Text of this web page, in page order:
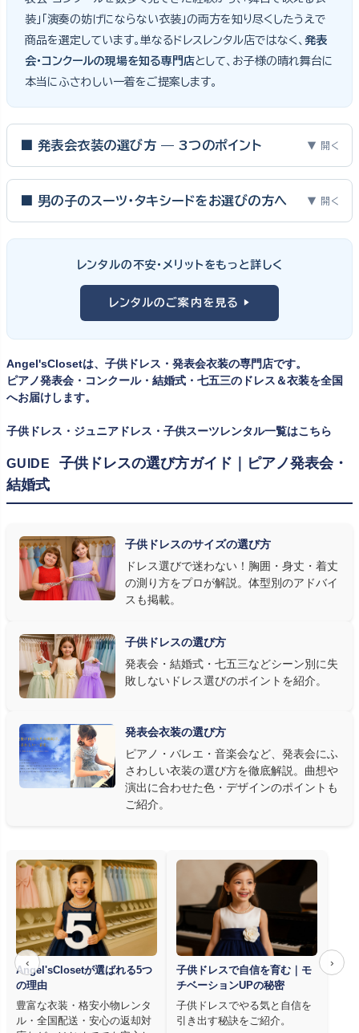
装」「演奏の妨げにならない衣装」の両方を知り尽くしたうえで
商品を選定しています。単なるドレスレンタル店ではなく、 発表
会・コンクールの現場を知る専門店として、お子様の晴れ舞台に
本当にふさわしい一着をご提案します。
■ 発表会衣装の選び方 — 3つのポイント ▼ 開く
ピアノ発表会・バイオリン発表会・コンクールの舞台は、お子様にと
って特別な一日。元ピアノ教師としての経験から、衣装選びで大切
① サイズは"ジャストフィット"を選ぶ
舞台上で最も美しく見えるのは、お子様の体にきちんと合ったサ
イズのドレス・スーツです。「大きめを買って長く着せたい」という
何よりお子様を輝かせます。レンタルなら、その時のジャストサイ
ズを遠慮なく選べるのが最大のメリット。胸囲・身丈の正しい測り
② 舞台で映える色・楽器に合うデザインを選ぶ
発表会の舞台は照明が強く、客席からは意外と色味が飛んで見え
ます。ネイビー・ブラック・深みのあるジュエルカラーはホールの照
す。またピアノ演奏なら落ち着いたシックなトーン、バイオリンやソ
ロ演奏なら華やかで視線を集めるデザイン、合唱やアンサンブル
なら衣装同士が調和するクラシカルな色合い、と演目に合わせた
③ 演奏の動きを妨げない設計か確認する
発表会ドレス選びで見落とされがちなのが"動きやすさ"です。ピ
アノならペダル操作を妨げない丈感、バイオリンなら弓を動かす
右腕のゆとり、管楽器なら胸元の締め付けがないこと——演奏の
質は衣装で変わります。Angel's Closetのレンタル衣装は、元ピ
アノ教師の店長が発表会・コンクールでのご使用を前提に厳選し
た商品
を多数ご用意しています。
■ 男の子のスーツ・タキシードをお選びの方へ ▼ 開く
向け、スリーピーススーツやベストスタイルは合唱・アンサンブル向
けと、シーンで使い分けるのがおすすめです。詳しくは
ツ・タキシード一覧
レンタルの不安・メリットをもっと詳しく
レンタルのご案内を見る ▶
Angel'sClosetは、子供ドレス・発表会衣装の専門店です。
ピアノ発表会・コンクール・結婚式・七五三のドレス＆衣装を全国
へお届けします。
子供ドレス・ジュニアドレス・子供スーツレンタル一覧はこちら
GUIDE
子供ドレスの選び方ガイド｜ピアノ発表会・
結婚式
子供ドレスのサイズの選び方
ドレス選びで迷わない！胸囲・身丈・着丈
の測り方をプロが解説。体型別のアドバイ
スも掲載。
子供ドレスの選び方
発表会・結婚式・七五三などシーン別に失
敗しないドレス選びのポイントを紹介。
発表会衣装の選び方
ピアノ・バレエ・音楽会など、発表会にふ
さわしい衣装の選び方を徹底解説。曲想や
演出に合わせた色・デザインのポイントも
ご紹介。
‹ ›
Angel'sClosetが選ばれる5つ
の理由
豊富な衣装・格安小物レンタ
ル・全国配送・安心の返却対
子供ドレスで自信を育む｜モ
チベーションUPの秘密
子供ドレスでやる気と自信を
引き出す秘訣をご紹介。